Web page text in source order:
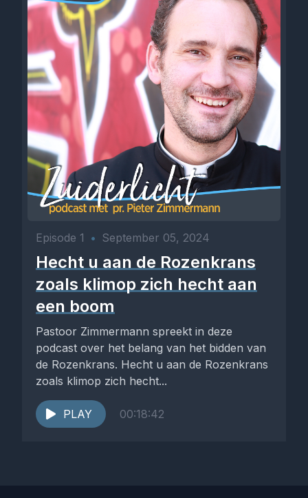
Episode 1 • September 05, 2024
Hecht u aan de Rozenkrans
zoals klimop zich hecht aan
een boom
Pastoor Zimmermann spreekt in deze
podcast over het belang van het bidden van
de Rozenkrans. Hecht u aan de Rozenkrans
zoals klimop zich hecht...
PLAY 00:18:42